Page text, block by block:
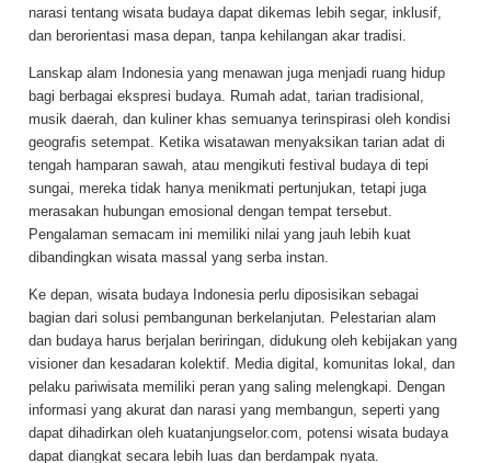
narasi tentang wisata budaya dapat dikemas lebih segar, inklusif,
dan berorientasi masa depan, tanpa kehilangan akar tradisi.
Lanskap alam Indonesia yang menawan juga menjadi ruang hidup
bagi berbagai ekspresi budaya. Rumah adat, tarian tradisional,
musik daerah, dan kuliner khas semuanya terinspirasi oleh kondisi
geografis setempat. Ketika wisatawan menyaksikan tarian adat di
tengah hamparan sawah, atau mengikuti festival budaya di tepi
sungai, mereka tidak hanya menikmati pertunjukan, tetapi juga
merasakan hubungan emosional dengan tempat tersebut.
Pengalaman semacam ini memiliki nilai yang jauh lebih kuat
dibandingkan wisata massal yang serba instan.
Ke depan, wisata budaya Indonesia perlu diposisikan sebagai
bagian dari solusi pembangunan berkelanjutan. Pelestarian alam
dan budaya harus berjalan beriringan, didukung oleh kebijakan yang
visioner dan kesadaran kolektif. Media digital, komunitas lokal, dan
pelaku pariwisata memiliki peran yang saling melengkapi. Dengan
informasi yang akurat dan narasi yang membangun, seperti yang
dapat dihadirkan oleh kuatanjungselor.com, potensi wisata budaya
dapat diangkat secara lebih luas dan berdampak nyata.